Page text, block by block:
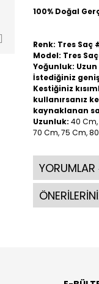
100% Doğal
Renk: Tres Saç
Model: Tres Saç
Yoğunluk:
İstediğiniz
Kestiğiniz
kullanırsanız
kaynaklanan
Uzunluk: 40
70 Cm, 75 Cm,
YORUMLAR